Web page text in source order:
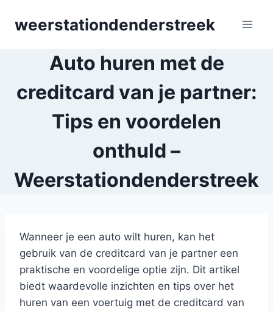
weerstationdenderstreek
Auto huren met de
creditcard van je partner:
Tips en voordelen
onthuld –
Weerstationdenderstreek
Wanneer je een auto wilt huren, kan het
gebruik van de creditcard van je partner een
praktische en voordelige optie zijn. Dit artikel
biedt waardevolle inzichten en tips over het
huren van een voertuig met de creditcard van